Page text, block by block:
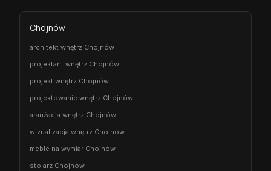
Chojnów
architekt wnętrz Chojnów
projektant wnętrz Chojnów
projekt wnętrz Chojnów
projektowanie wnętrz Chojnów
aranżacja wnętrz Chojnów
wizualizacja wnętrz Chojnów
meble na wymiar Chojnów
stolarz Chojnów